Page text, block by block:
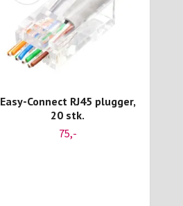
Easy-Connect RJ45 plugger,
20 stk.
75,-